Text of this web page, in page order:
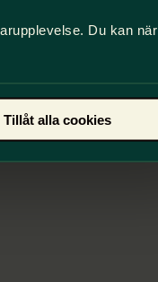
Du kan när
Tillåt alla cookies